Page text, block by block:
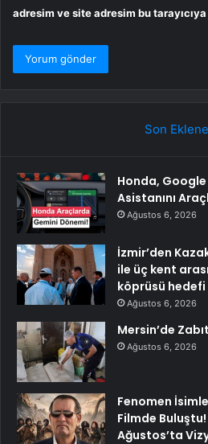
adresim ve site adresim bu
Son
Honda,
Asistanını
Ağustos 6, 2026
İzmir’den
ile üç kent
köprüsü hedefi
Ağustos 6, 2026
Mersin’de
Ağustos 6, 2026
Fenomen
Filmde
Ağustos’ta